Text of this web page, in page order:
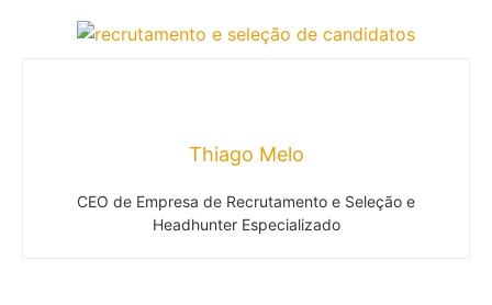
Thiago Melo
CEO de Empresa de Recrutamento e Seleção e
Headhunter Especializado